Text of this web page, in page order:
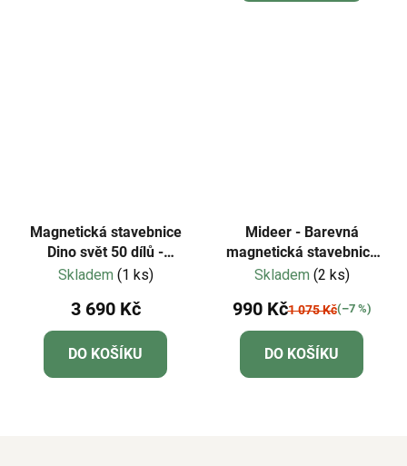
Magnetická stavebnice
Dino svět 50 dílů -
Magna-Tiles
Skladem (1 ks)
3 690 Kč
DO KOŠÍKU
Mideer - Barevná
magnetická stavebnice
Stavitelé 36 ks
Skladem (2 ks)
990 Kč1 075 Kč(–7 %)
DO KOŠÍKU